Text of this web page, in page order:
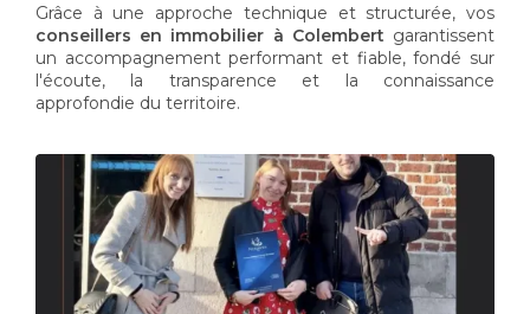
Grâce à une approche technique et structurée, vos
conseillers en immobilier à Colembert garantissent
un accompagnement performant et fiable, fondé sur
l'écoute, la transparence et la connaissance
approfondie du territoire.